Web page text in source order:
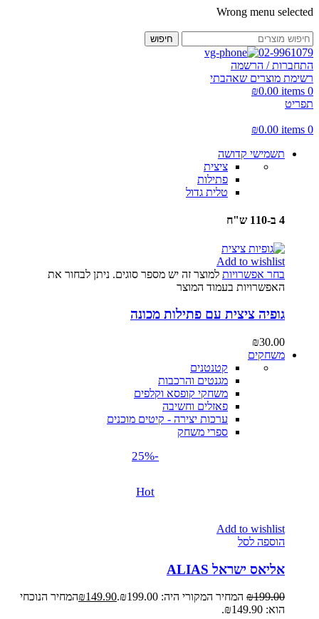
Wrong menu selected
חיפוש
02-9961079
התחברות / הרשמה
רשימת מוצרים שאהבתי
0
items
₪0.00
תפריט
0
items
₪0.00
תשמישי קדושה
ציצית
פתילות
טלית גדול
4 ב-110 ש"ח
Add to wishlist
בחר אפשרויות למוצר זה יש מספר סוגים. ניתן לבחור את
האפשרויות בעמוד המוצר
גופיה ציצית עם פתילות מכונה
₪30.00
משחקים
קטנטנים
מגנטים והרכבות
משחקי קופסא וקלפים
פאזלים וחשיבה
ערכות יצירה - קיטים מוכנים
ספרי משחק
-25%
Hot
Add to wishlist
הוספה לסל
אליאס ישראל ALIAS
₪199.00 המחיר המקורי היה: ₪199.00. ₪149.90
המחיר הנוכחי
הוא: ₪149.90.